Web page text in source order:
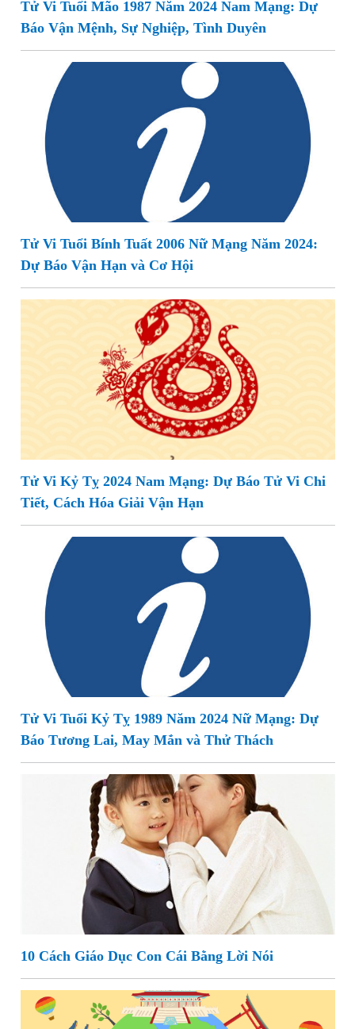
Tử Vi Tuổi Mão 1987 Năm 2024 Nam Mạng: Dự
Báo Vận Mệnh, Sự Nghiệp, Tình Duyên
Tử Vi Tuổi Bính Tuất 2006 Nữ Mạng Năm 2024:
Dự Báo Vận Hạn và Cơ Hội
Tử Vi Kỷ Tỵ 2024 Nam Mạng: Dự Báo Tử Vi Chi
Tiết, Cách Hóa Giải Vận Hạn
Tử Vi Tuổi Kỷ Tỵ 1989 Năm 2024 Nữ Mạng: Dự
Báo Tương Lai, May Mắn và Thử Thách
10 Cách Giáo Dục Con Cái Bằng Lời Nói